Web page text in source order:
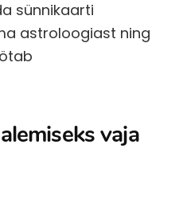
sünnikaarti
astroloogiast ning
vaja